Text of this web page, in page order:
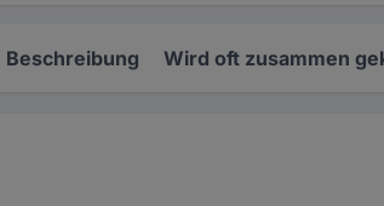
Beschreibung Wird oft zusammen